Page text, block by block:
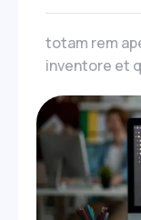
totam rem
inventore et